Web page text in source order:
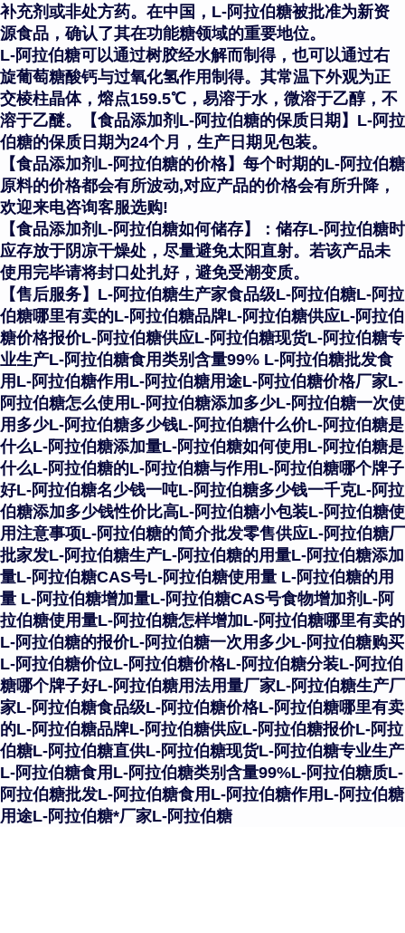
补充剂或非处方药。在中国，L-阿拉伯糖被批准为新资
源食品，确认了其在功能糖领域的重要地位。
L-阿拉伯糖可以通过树胶经水解而制得，也可以通过右
旋葡萄糖酸钙与过氧化氢作用制得。其常温下外观为正
交棱柱晶体，熔点159.5℃，易溶于水，微溶于乙醇，不
溶于乙醚。【食品添加剂L-阿拉伯糖的保质日期】L-阿拉
伯糖的保质日期为24个月，生产日期见包装。
【食品添加剂L-阿拉伯糖的价格】每个时期的L-阿拉伯糖
原料的价格都会有所波动,对应产品的价格会有所升降，
欢迎来电咨询客服选购!
【食品添加剂L-阿拉伯糖如何储存】：储存L-阿拉伯糖时
应存放于阴凉干燥处，尽量避免太阳直射。若该产品未
使用完毕请将封口处扎好，避免受潮变质。
【售后服务】L-阿拉伯糖生产家食品级L-阿拉伯糖L-阿拉
伯糖哪里有卖的L-阿拉伯糖品牌L-阿拉伯糖供应L-阿拉伯
糖价格报价L-阿拉伯糖供应L-阿拉伯糖现货L-阿拉伯糖专
业生产L-阿拉伯糖食用类别含量99% L-阿拉伯糖批发食
用L-阿拉伯糖作用L-阿拉伯糖用途L-阿拉伯糖价格厂家L-
阿拉伯糖怎么使用L-阿拉伯糖添加多少L-阿拉伯糖一次使
用多少L-阿拉伯糖多少钱L-阿拉伯糖什么价L-阿拉伯糖是
什么L-阿拉伯糖添加量L-阿拉伯糖如何使用L-阿拉伯糖是
什么L-阿拉伯糖的L-阿拉伯糖与作用L-阿拉伯糖哪个牌子
好L-阿拉伯糖名少钱一吨L-阿拉伯糖多少钱一千克L-阿拉
伯糖添加多少钱性价比高L-阿拉伯糖小包装L-阿拉伯糖使
用注意事项L-阿拉伯糖的简介批发零售供应L-阿拉伯糖厂
批家发L-阿拉伯糖生产L-阿拉伯糖的用量L-阿拉伯糖添加
量L-阿拉伯糖CAS号L-阿拉伯糖使用量 L-阿拉伯糖的用
量 L-阿拉伯糖增加量L-阿拉伯糖CAS号食物增加剂L-阿
拉伯糖使用量L-阿拉伯糖怎样增加L-阿拉伯糖哪里有卖的
L-阿拉伯糖的报价L-阿拉伯糖一次用多少L-阿拉伯糖购买
L-阿拉伯糖价位L-阿拉伯糖价格L-阿拉伯糖分装L-阿拉伯
糖哪个牌子好L-阿拉伯糖用法用量厂家L-阿拉伯糖生产厂
家L-阿拉伯糖食品级L-阿拉伯糖价格L-阿拉伯糖哪里有卖
的L-阿拉伯糖品牌L-阿拉伯糖供应L-阿拉伯糖报价L-阿拉
伯糖L-阿拉伯糖直供L-阿拉伯糖现货L-阿拉伯糖专业生产
L-阿拉伯糖食用L-阿拉伯糖类别含量99%L-阿拉伯糖质L-
阿拉伯糖批发L-阿拉伯糖食用L-阿拉伯糖作用L-阿拉伯糖
用途L-阿拉伯糖*厂家L-阿拉伯糖